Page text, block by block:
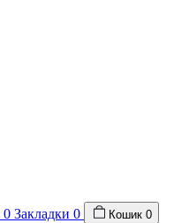
0 Закладки 0 Кошик 0